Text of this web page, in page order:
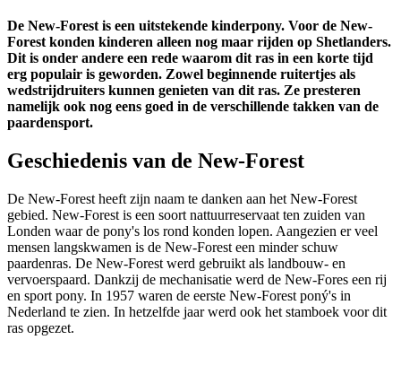
De New-Forest is een uitstekende kinderpony. Voor de New-
Forest konden kinderen alleen nog maar rijden op Shetlanders.
Dit is onder andere een rede waarom dit ras in een korte tijd
erg populair is geworden. Zowel beginnende ruitertjes als
wedstrijdruiters kunnen genieten van dit ras. Ze presteren
namelijk ook nog eens goed in de verschillende takken van de
paardensport.
Geschiedenis van de New-Forest
De New-Forest heeft zijn naam te danken aan het New-Forest
gebied. New-Forest is een soort nattuurreservaat ten zuiden van
Londen waar de pony's los rond konden lopen. Aangezien er veel
mensen langskwamen is de New-Forest een minder schuw
paardenras. De New-Forest werd gebruikt als landbouw- en
vervoerspaard. Dankzij de mechanisatie werd de New-Fores een rij
en sport pony. In 1957 waren de eerste New-Forest poný's in
Nederland te zien. In hetzelfde jaar werd ook het stamboek voor dit
ras opgezet.